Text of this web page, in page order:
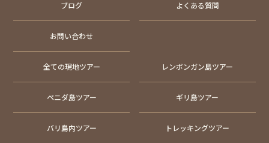
ブログ よくある質問
お問い合わせ
全ての現地ツアー レンボンガン島ツアー
ペニダ島ツアー ギリ島ツアー
バリ島内ツアー トレッキングツアー